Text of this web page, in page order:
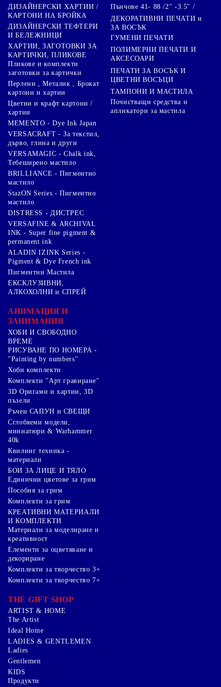
ДИЗАЙНЕРСКИ ХАРТИИ /
КАРТОНИ НА БРОЙКА
ДИЗАЙНЕРСКИ ТЕФТЕРИ
И БЕЛЕЖНИЦИ
ХАРТИИ, ЗАГОТОВКИ ЗА
КАРТИЧКИ, ПЛИКОВЕ
Пликове и комплекти
заготовки за картички
Перлени , Металик , Брокат
картони и хартии
Цветни и крафт картони /
хартии
Пънчове 41- 88 /2" -3.5" /
ДЕКОРАТИВНИ ПЕЧАТИ и
ЗА ВОСЪК
ГУМЕНИ ПЕЧАТИ
ПОЛИМЕРНИ ПЕЧАТИ И
АКСЕСОАРИ
ПЕЧАТИ ЗА ВОСЪК И
ЦВЕТНИ ВОСЪЦИ
ТАМПОНИ И МАСТИЛА
Почистващи средства и
апликатори за мастила
MEMENTO - Dye Ink Japan
VERSACRAFT - За текстил,
дърво, глина и други
VERSAMAGIC - Chalk ink,
Тебеширено мастило
BRILLIANCE - Пигментно
мастило
StazON Series - Пигментно
мастило
DISTRESS - ДИСТРЕС
VERSAFINE & ARCHIVAL
INK - Super fine pigment &
permanent ink
ALADIN IZINK Series -
Pigment & Dye French ink
Пигментни Мастила
ЕКСКЛУЗИВНИ,
АЛКОХОЛНИ и СПРЕЙ
АНИМАЦИЯ И
ЗАНИМАНИЯ
ХОБИ И СВОБОДНО
ВРЕМЕ
РИСУВАНЕ ПО НОМЕРА -
"Painting by numbers"
Хоби комплекти
Комплекти "Арт гравиране"
3D Оригами и хартии, 3D
пъзели
Ръчен САПУН и СВЕЩИ
Сглобяеми модели,
миниатюри & Warhammer
40k
Квилинг техника -
материали
БОИ ЗА ЛИЦЕ И ТЯЛО
Единични цветове за грим
Пособия за грим
Комплекти за грим
КРЕАТИВНИ МАТЕРИАЛИ
И КОМПЛЕКТИ
Mатериали за моделиране и
креативност
Елементи за оцветяване и
декориране
Комплекти за творчество 3+
Комплекти за творчество 7+
THE GIFT SHOP
ARTIST & HOME
The Artist
Ideal Home
LADIES & GENTLEMEN
Ladies
Gentlemen
KIDS
Продукти